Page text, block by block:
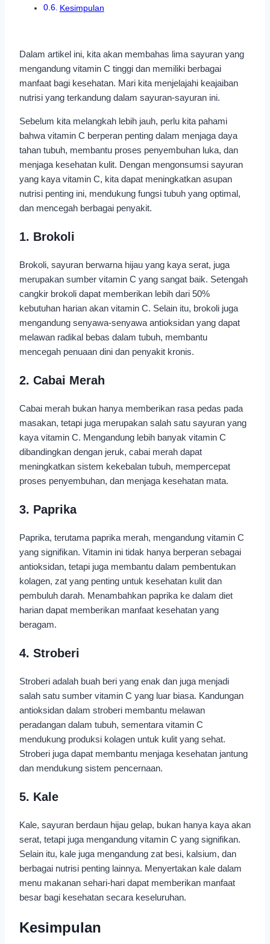
Kesimpulan
Dalam artikel ini, kita akan membahas lima sayuran yang
mengandung vitamin C tinggi dan memiliki berbagai
manfaat bagi kesehatan. Mari kita menjelajahi keajaiban
nutrisi yang terkandung dalam sayuran-sayuran ini.
Sebelum kita melangkah lebih jauh, perlu kita pahami
bahwa vitamin C berperan penting dalam menjaga daya
tahan tubuh, membantu proses penyembuhan luka, dan
menjaga kesehatan kulit. Dengan mengonsumsi sayuran
yang kaya vitamin C, kita dapat meningkatkan asupan
nutrisi penting ini, mendukung fungsi tubuh yang optimal,
dan mencegah berbagai penyakit.
1. Brokoli
Brokoli, sayuran berwarna hijau yang kaya serat, juga
merupakan sumber vitamin C yang sangat baik. Setengah
cangkir brokoli dapat memberikan lebih dari 50%
kebutuhan harian akan vitamin C. Selain itu, brokoli juga
mengandung senyawa-senyawa antioksidan yang dapat
melawan radikal bebas dalam tubuh, membantu
mencegah penuaan dini dan penyakit kronis.
2. Cabai Merah
Cabai merah bukan hanya memberikan rasa pedas pada
masakan, tetapi juga merupakan salah satu sayuran yang
kaya vitamin C. Mengandung lebih banyak vitamin C
dibandingkan dengan jeruk, cabai merah dapat
meningkatkan sistem kekebalan tubuh, mempercepat
proses penyembuhan, dan menjaga kesehatan mata.
3. Paprika
Paprika, terutama paprika merah, mengandung vitamin C
yang signifikan. Vitamin ini tidak hanya berperan sebagai
antioksidan, tetapi juga membantu dalam pembentukan
kolagen, zat yang penting untuk kesehatan kulit dan
pembuluh darah. Menambahkan paprika ke dalam diet
harian dapat memberikan manfaat kesehatan yang
beragam.
4. Stroberi
Stroberi adalah buah beri yang enak dan juga menjadi
salah satu sumber vitamin C yang luar biasa. Kandungan
antioksidan dalam stroberi membantu melawan
peradangan dalam tubuh, sementara vitamin C
mendukung produksi kolagen untuk kulit yang sehat.
Stroberi juga dapat membantu menjaga kesehatan jantung
dan mendukung sistem pencernaan.
5. Kale
Kale, sayuran berdaun hijau gelap, bukan hanya kaya akan
serat, tetapi juga mengandung vitamin C yang signifikan.
Selain itu, kale juga mengandung zat besi, kalsium, dan
berbagai nutrisi penting lainnya. Menyertakan kale dalam
menu makanan sehari-hari dapat memberikan manfaat
besar bagi kesehatan secara keseluruhan.
Kesimpulan